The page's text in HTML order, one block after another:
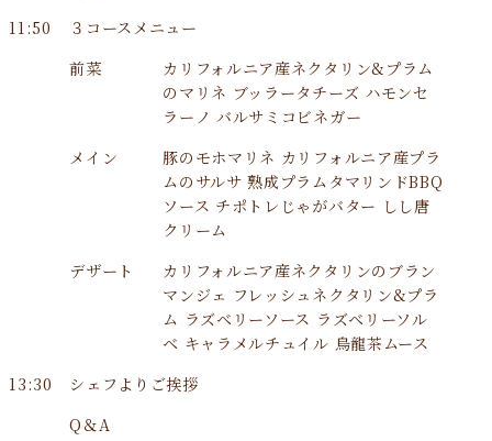
11:50
３コースメニュー
前菜
カリフォルニア産ネクタリン&プラム
のマリネ ブッラータチーズ ハモンセ
ラーノ バルサミコビネガー
メイン
豚のモホマリネ カリフォルニア産プラ
ムのサルサ 熟成プラムタマリンドBBQ
ソース チポトレじゃがバター しし唐
クリーム
デザート
カリフォルニア産ネクタリンのブラン
マンジェ フレッシュネクタリン&プラ
ム ラズベリーソース ラズベリーソル
ベ キャラメルチュイル 烏龍茶ムース
13:30
シェフよりご挨拶
Q＆A